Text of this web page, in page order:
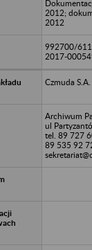
2012;
2012
992700/
2017-
Czmuda
Archiwum
ul
tel. 89 727
89 535 92